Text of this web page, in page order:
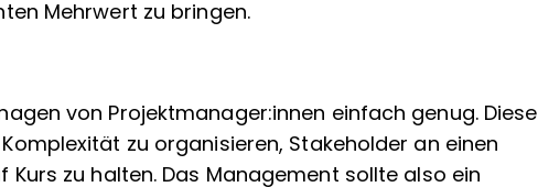
Mehrwert zu bringen.
von Projektmanager:innen einfach genug. Diese
zu organisieren, Stakeholder an einen
Kurs zu halten. Das Management sollte also ein